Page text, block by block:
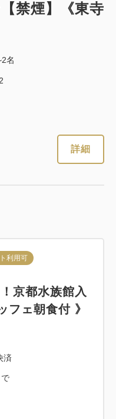
禁煙】《東寺
名
詳細
利用可
京都水族館入
フェ朝食付 》
済